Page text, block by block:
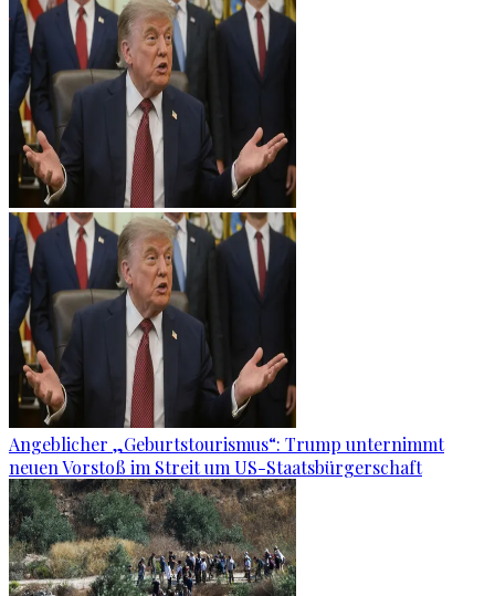
Angeblicher „Geburtstourismus“: Trump unternimmt
neuen Vorstoß im Streit um US-Staatsbürgerschaft